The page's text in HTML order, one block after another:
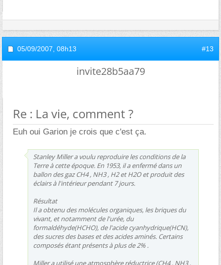
05/09/2007, 08h13 #13
invite28b5aa79
Re : La vie, comment ?
Euh oui Garion je crois que c'est ça.
Stanley Miller a voulu reproduire les conditions de la
Terre à cette époque. En 1953, il a enfermé dans un
ballon des gaz CH4 , NH3 , H2 et H2O et produit des
éclairs à l'intérieur pendant 7 jours.
Résultat
Il a obtenu des molécules organiques, les briques du
vivant, et notamment de l'urée, du
formaldéhyde(HCHO), de l'acide cyanhydrique(HCN),
des sucres des bases et des acides aminés. Certains
composés étant présents à plus de 2% .
Miller a utilisé une atmosphère réductrice (CH4 , NH3 ,